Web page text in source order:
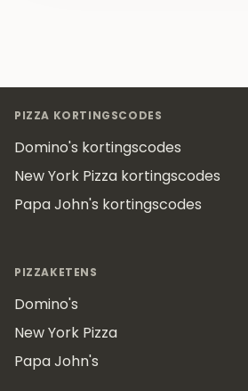
PIZZA KORTINGSCODES
Domino's kortingscodes
New York Pizza kortingscodes
Papa John's kortingscodes
PIZZAKETENS
Domino's
New York Pizza
Papa John's